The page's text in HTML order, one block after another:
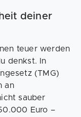
deiner
teuer werden
denkst. In
(TMG)
an
sauber
Euro –